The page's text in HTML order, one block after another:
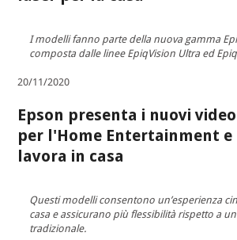
I modelli fanno parte della nuova gamma
composta dalle linee EpiqVision Ultra ed
20/11/2020
Epson presenta i nuovi
per l'Home Entertainment e
lavora in casa
Questi modelli consentono un’esperienza
casa e assicurano più flessibilità rispetto a
tradizionale.